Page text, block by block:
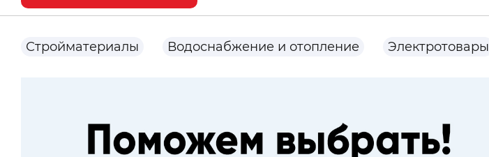
Стройматериалы Водоснабжение и отопление Электротовары